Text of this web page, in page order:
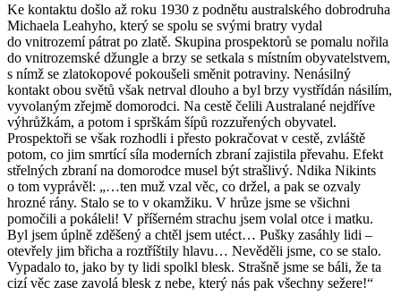
Ke kontaktu došlo až roku 1930 z podnětu australského dobrodruha
Michaela Leahyho, který se spolu se svými bratry vydal
do vnitrozemí pátrat po zlatě. Skupina prospektorů se pomalu nořila
do vnitrozemské džungle a brzy se setkala s místním obyvatelstvem,
s nímž se zlatokopové pokoušeli směnit potraviny. Nenásilný
kontakt obou světů však netrval dlouho a byl brzy vystřídán násilím,
vyvolaným zřejmě domorodci. Na cestě čelili Australané nejdříve
výhrůžkám, a potom i sprškám šípů rozzuřených obyvatel.
Prospektoři se však rozhodli i přesto pokračovat v cestě, zvláště
potom, co jim smrtící síla moderních zbraní zajistila převahu. Efekt
střelných zbraní na domorodce musel být strašlivý. Ndika Nikints
o tom vyprávěl: „…ten muž vzal věc, co držel, a pak se ozvaly
hrozné rány. Stalo se to v okamžiku. V hrůze jsme se všichni
pomočili a pokáleli! V příšerném strachu jsem volal otce i matku.
Byl jsem úplně zděšený a chtěl jsem utéct… Pušky zasáhly lidi –
otevřely jim břicha a roztříštily hlavu… Nevěděli jsme, co se stalo.
Vypadalo to, jako by ty lidi spolkl blesk. Strašně jsme se báli, že ta
cizí věc zase zavolá blesk z nebe, který nás pak všechny sežere!“